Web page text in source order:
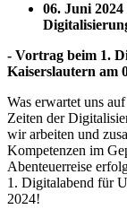
06. Juni
- Vortrag beim 1.
Kaiserslautern am
Was erwartet uns
Zeiten der
wir arbeiten und
Kompetenzen im
Abenteuerreise
1. Digitalabend für
2024!